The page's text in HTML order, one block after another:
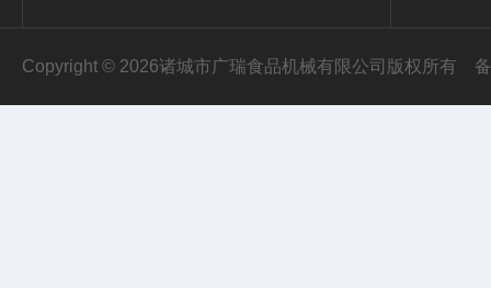
Copyright © 2026诸城市广瑞食品机械有限公司版权所有